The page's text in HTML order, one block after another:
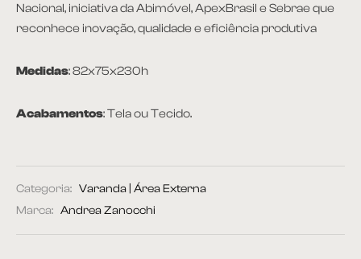
Nacional, iniciativa da Abimóvel, ApexBrasil e Sebrae que
reconhece inovação, qualidade e eficiência produtiva
Medidas: 82x75x230h
Acabamentos: Tela ou Tecido.
Categoria: Varanda | Área Externa
Marca: Andrea Zanocchi